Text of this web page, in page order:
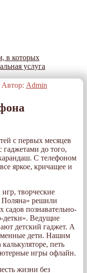
в которых
услуга
Автор: Admin
с первых месяцев
до того,
С телефоном
яркое, кричащее и
творческие
Поляна» решили
садов познавательно-
детки». Ведущие
детский гаджет. А
дети. Нашим
петь
игры офлайн.
жизни без